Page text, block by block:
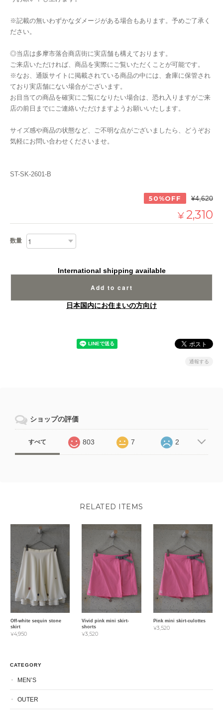
※記載の無いわずかなダメージがある場合もあります。予めご了承く
ださい。
◎当店は多摩市落合商店街に実店舗も構えております。
ご来店いただければ、商品を実際にご覧いただくことが可能です。
※なお、通販サイトに掲載されている商品の中には、倉庫に保管され
ており実店舗にない場合がございます。
お目当ての商品を確実にご覧になりたい場合は、恐れ入りますがご来
店の前日までにご連絡いただけますようお願いいたします。
サイズ感や商品の状態など、ご不明な点がございましたら、どうぞお
気軽にお問い合わせくださいませ。
ST-SK-2601-B
50%OFF ¥4,620
¥2,310
数量
International shipping available
Add to cart
日本国内にお住まいの方向け
通報する
ショップの評価
すべて 803 7 2
RELATED ITEMS
Off-white sequin stone
skirt
¥4,950
Vivid pink mini skirt-
shorts
¥3,520
Pink mini skirt-culottes
¥3,520
CATEGORY
MEN’S
OUTER